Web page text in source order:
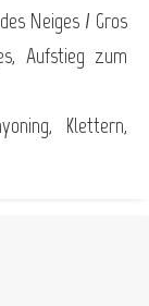
Neiges / Gros
Aufstieg zum
Klettern,